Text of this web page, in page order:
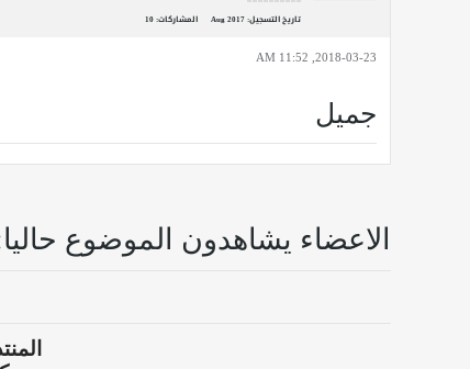
تاريخ التسجيل:Aug 2017 المشاركات:10
2018-03-23, 11:52 AM
جميل
الاعضاء يشاهدون الموضوع حاليا: (0 اعضاء و 0